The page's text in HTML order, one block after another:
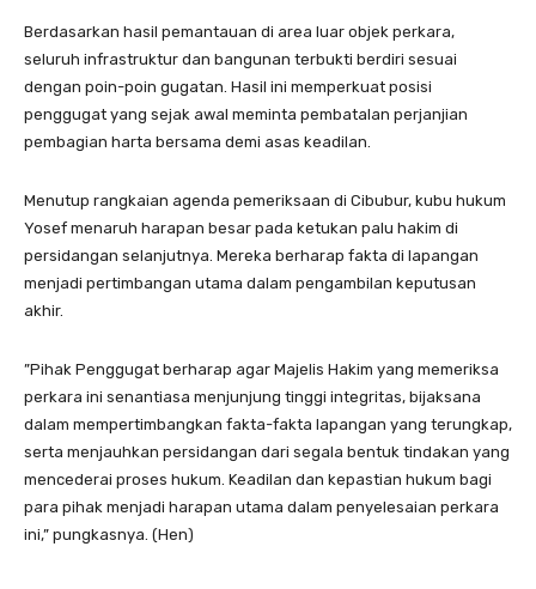
​Berdasarkan hasil pemantauan di area luar objek perkara,
seluruh infrastruktur dan bangunan terbukti berdiri sesuai
dengan poin-poin gugatan. Hasil ini memperkuat posisi
penggugat yang sejak awal meminta pembatalan perjanjian
pembagian harta bersama demi asas keadilan.
​Menutup rangkaian agenda pemeriksaan di Cibubur, kubu hukum
Yosef menaruh harapan besar pada ketukan palu hakim di
persidangan selanjutnya. Mereka berharap fakta di lapangan
menjadi pertimbangan utama dalam pengambilan keputusan
akhir.
​”Pihak Penggugat berharap agar Majelis Hakim yang memeriksa
perkara ini senantiasa menjunjung tinggi integritas, bijaksana
dalam mempertimbangkan fakta-fakta lapangan yang terungkap,
serta menjauhkan persidangan dari segala bentuk tindakan yang
mencederai proses hukum. Keadilan dan kepastian hukum bagi
para pihak menjadi harapan utama dalam penyelesaian perkara
ini,” pungkasnya. (Hen)